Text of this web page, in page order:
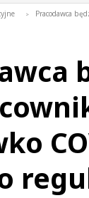
> Pracodawca